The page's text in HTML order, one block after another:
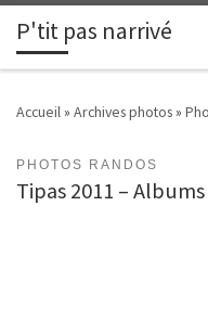
Passer au contenu
P'tit pas narrivé
Accueil» Archives photos»
PHOTOS RANDOS
Tipas 2011 –